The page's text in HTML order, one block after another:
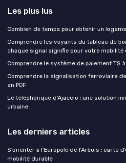
Les plus lus
Combien de temps pour obtenir un
Comprendre les voyants du tableau de
chaque signal signifie pour votre mobilité
Comprendre le système de paiement TS à
Comprendre la signalisation ferroviaire
en PDF
Le téléphérique d'Ajaccio : une solution
urbaine
Les derniers articles
S’orienter à l’Europole de l’Arbois : carte
mobilité durable